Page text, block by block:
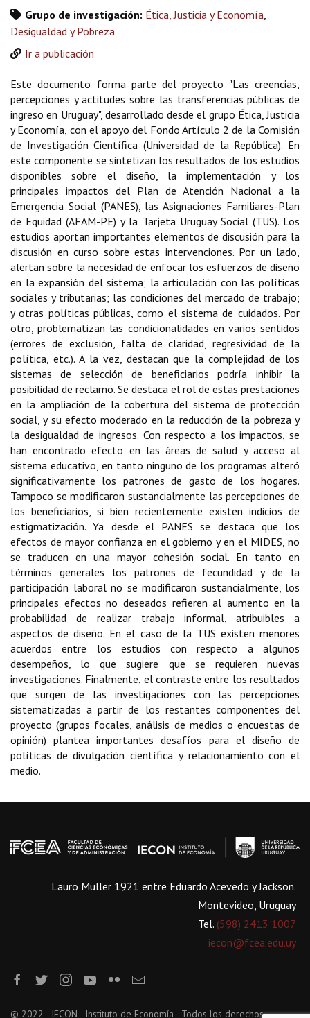
Grupo de investigación: Ética, Justicia y Economía,
Desigualdad y Pobreza
Ir a publicación
Este documento forma parte del proyecto "Las creencias,
percepciones y actitudes sobre las transferencias públicas de
ingreso en Uruguay", desarrollado desde el grupo Ética, Justicia
y Economía, con el apoyo del Fondo Artículo 2 de la Comisión
de Investigación Científica (Universidad de la República). En
este componente se sintetizan los resultados de los estudios
disponibles sobre el diseño, la implementación y los
principales impactos del Plan de Atención Nacional a la
Emergencia Social (PANES), las Asignaciones Familiares-Plan
de Equidad (AFAM-PE) y la Tarjeta Uruguay Social (TUS). Los
estudios aportan importantes elementos de discusión para la
discusión en curso sobre estas intervenciones. Por un lado,
alertan sobre la necesidad de enfocar los esfuerzos de diseño
en la expansión del sistema; la articulación con las políticas
sociales y tributarias; las condiciones del mercado de trabajo;
y otras políticas públicas, como el sistema de cuidados. Por
otro, problematizan las condicionalidades en varios sentidos
(errores de exclusión, falta de claridad, regresividad de la
política, etc.). A la vez, destacan que la complejidad de los
sistemas de selección de beneficiarios podría inhibir la
posibilidad de reclamo. Se destaca el rol de estas prestaciones
en la ampliación de la cobertura del sistema de protección
social, y su efecto moderado en la reducción de la pobreza y
la desigualdad de ingresos. Con respecto a los impactos, se
han encontrado efecto en las áreas de salud y acceso al
sistema educativo, en tanto ninguno de los programas alteró
significativamente los patrones de gasto de los hogares.
Tampoco se modificaron sustancialmente las percepciones de
los beneficiarios, si bien recientemente existen indicios de
estigmatización. Ya desde el PANES se destaca que los
efectos de mayor confianza en el gobierno y en el MIDES, no
se traducen en una mayor cohesión social. En tanto en
términos generales los patrones de fecundidad y de la
participación laboral no se modificaron sustancialmente, los
principales efectos no deseados refieren al aumento en la
probabilidad de realizar trabajo informal, atribuibles a
aspectos de diseño. En el caso de la TUS existen menores
acuerdos entre los estudios con respecto a algunos
desempeños, lo que sugiere que se requieren nuevas
investigaciones. Finalmente, el contraste entre los resultados
que surgen de las investigaciones con las percepciones
sistematizadas a partir de los restantes componentes del
proyecto (grupos focales, análisis de medios o encuestas de
opinión) plantea importantes desafíos para el diseño de
políticas de divulgación científica y relacionamiento con el
medio.
Lauro Müller 1921 entre Eduardo Acevedo y Jackson.
Montevideo, Uruguay
Tel. (598) 2413 1007
iecon@fcea.edu.uy
© 2022 - IECON - Instituto de Economía - Todos los derechos